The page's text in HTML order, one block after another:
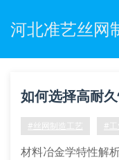
河北准艺丝网
如何选择高耐
解析
#丝网制造工艺 #
材料冶金学特性解